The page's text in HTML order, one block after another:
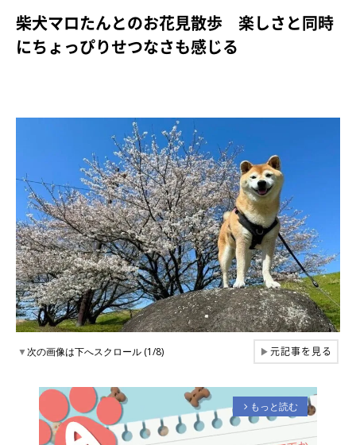
柴犬マロたんとのお花見散歩 楽しさと同時
にちょっぴりせつなさも感じる
▼次の画像は下へスクロール (1/8) ▶元記事を見る
arrow_forward_ios もっと読む